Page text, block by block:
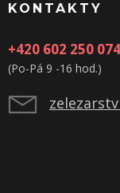
KONTAKTY
+420 602 250 074
(Po-Pá 9 -16 hod.)